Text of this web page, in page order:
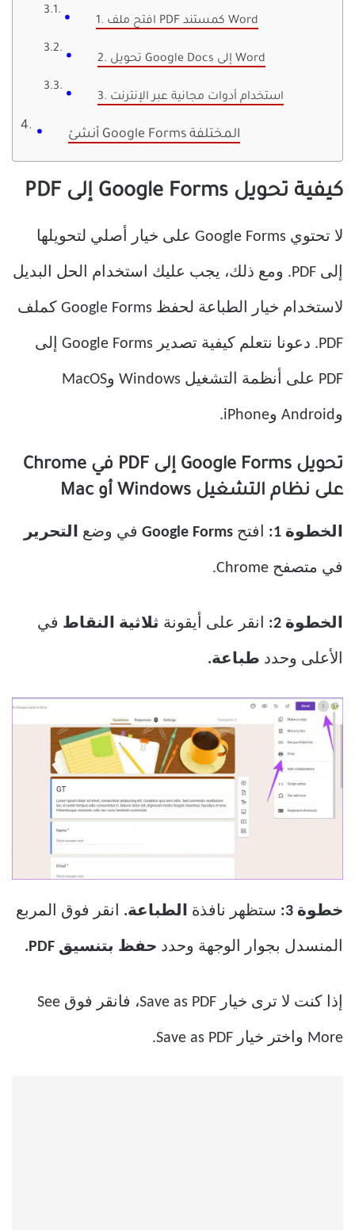
1. افتح ملف PDF كمستند Word
2. تحويل Google Docs إلى Word
3. استخدام أدوات مجانية عبر الإنترنت
أنشئ Google Forms المختلفة
كيفية تحويل Google Forms إلى PDF
لا تحتوي Google Forms على خيار أصلي لتحويلها
إلى PDF. ومع ذلك، يجب عليك استخدام الحل البديل
لاستخدام خيار الطباعة لحفظ Google Forms كملف
PDF. دعونا نتعلم كيفية تصدير Google Forms إلى
PDF على أنظمة التشغيل Windows وMacOS
وAndroid وiPhone.
تحويل Google Forms إلى PDF في Chrome
على نظام التشغيل Windows أو Mac
الخطوة 1: افتح Google Forms في وضع التحرير
في متصفح Chrome.
الخطوة 2: انقر على أيقونة ثلاثية النقاط في
الأعلى وحدد طباعة.
خطوة 3: ستظهر نافذة الطباعة. انقر فوق المربع
المنسدل بجوار الوجهة وحدد حفظ بتنسيق PDF.
إذا كنت لا ترى خيار Save as PDF، فانقر فوق See
More واختر خيار Save as PDF.